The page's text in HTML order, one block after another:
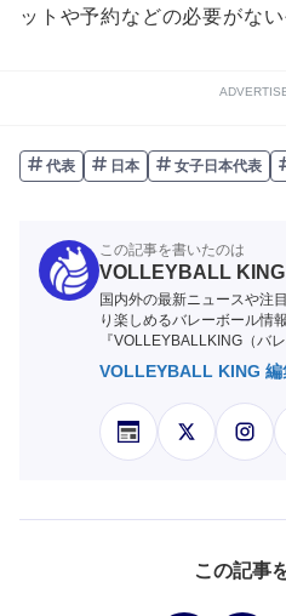
ットや予約などの必要がな
代表 日本 女子日本代表
この記事を書いたのは
VOLLEYBALL
国内外の最新ニュースや注
り楽しめるバレーボール情
『VOLLEYBALLKING（バ
VOLLEYBALL KING 編
この記事